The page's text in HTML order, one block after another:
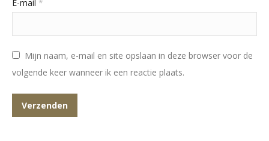
E-mail *
Mijn naam, e-mail en site opslaan in deze browser voor de
volgende keer wanneer ik een reactie plaats.